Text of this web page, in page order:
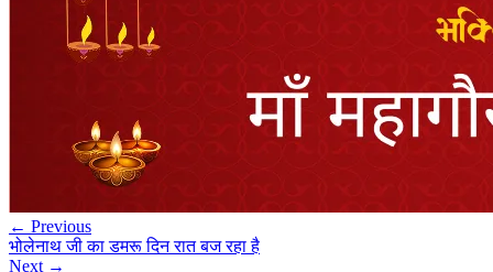
← Previous
भोलेनाथ जी का डमरू दिन रात बज रहा है
Next →